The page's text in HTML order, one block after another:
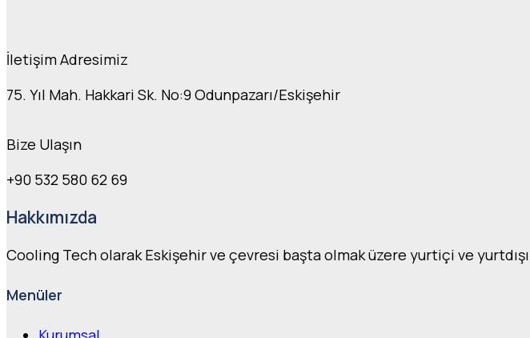
İletişim Adresimiz
75. Yıl Mah. Hakkari Sk. No:9 Odunpazarı/Eskişehir
Bize Ulaşın
+90 532 580 62 69
Hakkımızda
Cooling Tech olarak Eskişehir ve çevresi başta olmak üzere yurtiçi ve
Menüler